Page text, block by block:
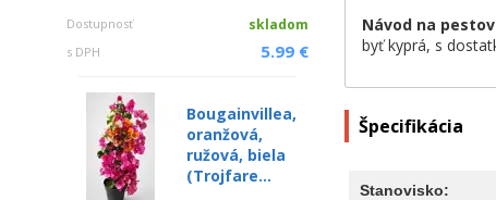
Dostupnosť skladom
s DPH 5.99 €
Bougainvillea,
oranžová,
ružová, biela
(Trojfare...
Návod na
byť kyprá, s
Špecifikácia
Stanovisko: